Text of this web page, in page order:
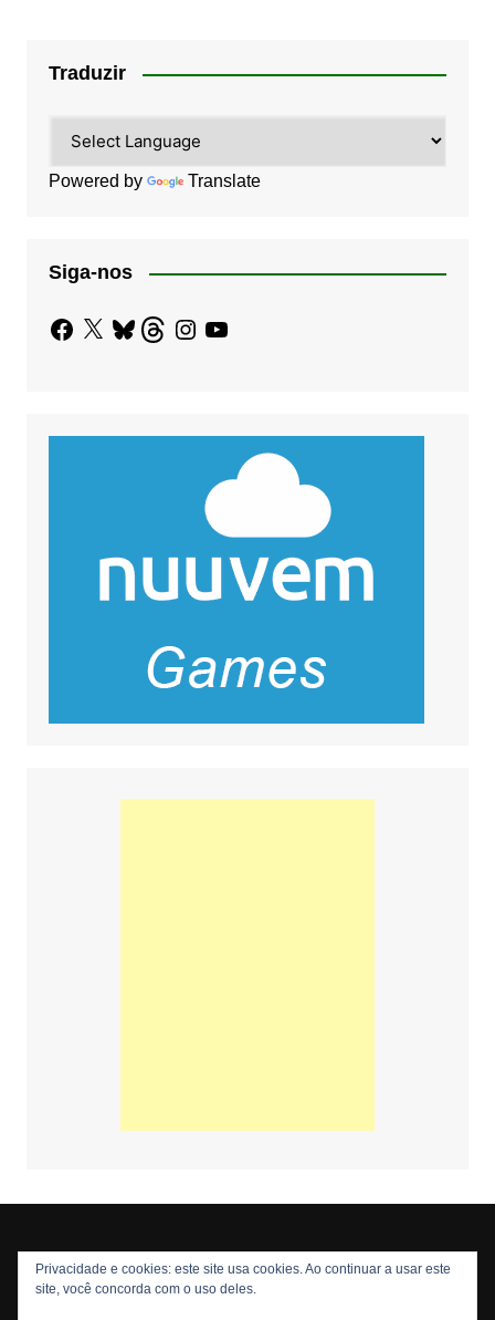
Traduzir
Powered by Translate
Siga-nos
Facebook
X BlueskyThreadsInstagram
YouTube
Copyright © 2026 Nós Nerds. Todos os direitos reservados
Privacidade e cookies: este site usa cookies. Ao continuar a usar este
site, você concorda com o uso deles.